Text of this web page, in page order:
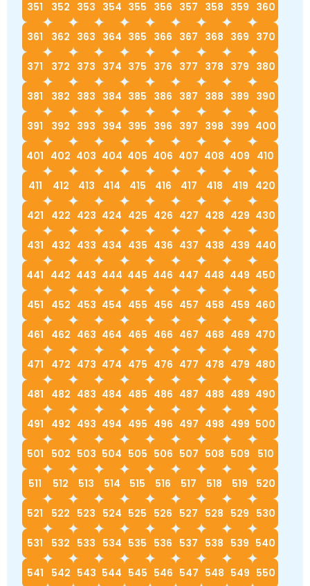
351 352 353 354 355 356 357 358 359 360
361 362 363 364 365 366 367 368 369 370
371 372 373 374 375 376 377 378 379 380
381 382 383 384 385 386 387 388 389 390
391 392 393 394 395 396 397 398 399 400
401 402 403 404 405 406 407 408 409 410
411 412 413 414 415 416 417 418 419 420
421 422 423 424 425 426 427 428 429 430
431 432 433 434 435 436 437 438 439 440
441 442 443 444 445 446 447 448 449 450
451 452 453 454 455 456 457 458 459 460
461 462 463 464 465 466 467 468 469 470
471 472 473 474 475 476 477 478 479 480
481 482 483 484 485 486 487 488 489 490
491 492 493 494 495 496 497 498 499 500
501 502 503 504 505 506 507 508 509 510
511 512 513 514 515 516 517 518 519 520
521 522 523 524 525 526 527 528 529 530
531 532 533 534 535 536 537 538 539 540
541 542 543 544 545 546 547 548 549 550